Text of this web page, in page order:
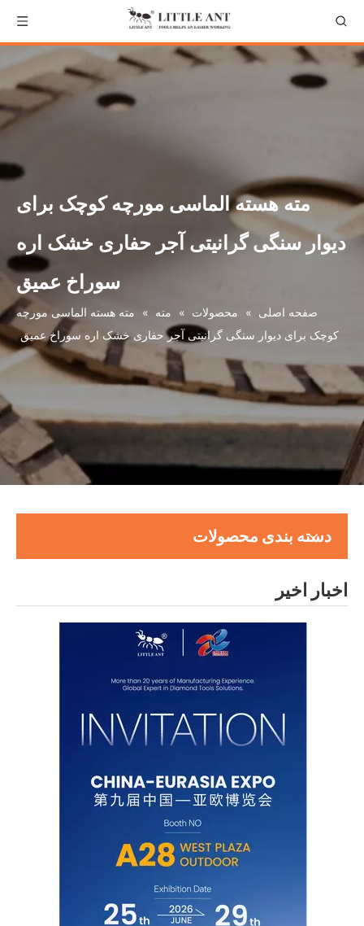
مته هسته الماسی مورچه کوچک برای
دیوار سنگی گرانیتی آجر حفاری خشک اره
سوراخ عمیق
صفحه اصلی » محصولات » مته » مته هسته الماسی مورچه
کوچک برای دیوار سنگی گرانیتی آجر حفاری خشک اره سوراخ عمیق
دسته بندی محصولات
اخبار اخیر